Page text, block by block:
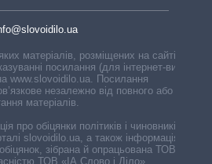
матеріалів, розміщених на сайті,
посилання (для інтернет-видань
www.slovoidilo.ua. Посилання
незалежно від повного або
матеріалів.
про обіцянки політиків і чиновників,
slovoidilo.ua, а також інформація про
зібрана й опрацьована ТОВ «ІА
ТОВ «ІА Слово і Діло».